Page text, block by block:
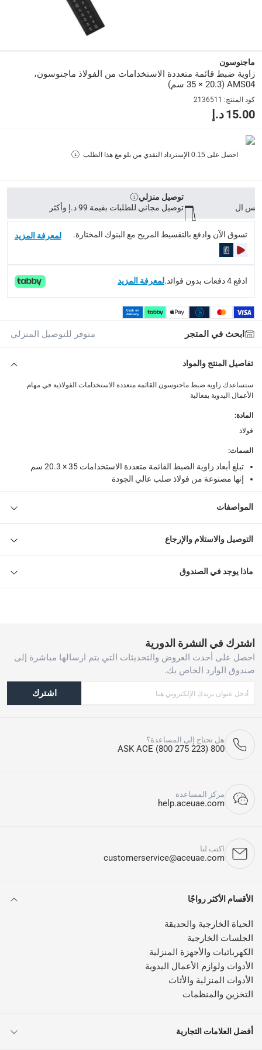
Delivery & Returns
delivery method
طلبات الطرود: توصيل خلال 1 إلى 3 أيام عمل
توصيل المنتجات مباشرة من المورّد: خلال 2 إلى 4 أيام عمل
collection
الاستلام من المتجر عبر خدمة “انقر واستلم” لمنتجات
returns
إمكانية إرجاع المنتجات المؤهلة مجاناً خلال 30 يوماً. -
1 زاوية ضبط قائمة متعددة الاستخدامات من الفولاذ ماجنوسون، AMS04 بمقاس 35 × 20.3 سم
ماجنوسون
زاوية ضبط قائمة متعددة الاستخدامات من الفولاذ ماجنوسون،
AMS04 (35 × 20.3 سم)
كود المنتج:
2136511
15.00 د.إ
احصل على 0.15 الإسترداد النقدي من بلو مع هذا الطلب
توصيل منزلي
توصيل مجاني للطلبات بقيمة 99 د.إ وأكثر
تسوق الآن وادفع بالتقسيط المريح مع البنوك المختارة. لمعرفة المزيد
ادفع 4 دفعات بدون فوائد. لمعرفة المزيد
ابحث في المتجر متوفر للتوصيل المنزلي
تفاصيل المنتج والمواد
ستساعدك زاوية ضبط ماجنوسون القائمة متعددة الاستخدامات الفولاذية في مهام
الأعمال اليدوية بفعالية
المادة:
فولاذ
السمات:
تبلغ أبعاد زاوية الضبط القائمة متعددة الاستخدامات 35 × 20.3 سم
إنها مصنوعة من فولاذ صلب عالي الجودة
المواصفات
التوصيل والاستلام والإرجاع
ماذا يوجد في الصندوق
اشترك في النشرة الدورية
احصل على أحدث العروض والتحديثات التي يتم ارسالها مباشرة إلى
صندوق الوارد الخاص بك.
اشترك
هل تحتاج إلى المساعدة؟
800 ASK ACE (800 275 223)
مركز المساعدة
help.aceuae.com
اكتب لنا
customerservice@aceuae.com
الأقسام الأكثر رواجًا
الحياة الخارجية والحديقة
الجلسات الخارجية
الكهربائيات والأجهزة المنزلية
الأدوات ولوازم الأعمال اليدوية
الأدوات المنزلية والأثاث
التخزين والمنظمات
أفضل العلامات التجارية